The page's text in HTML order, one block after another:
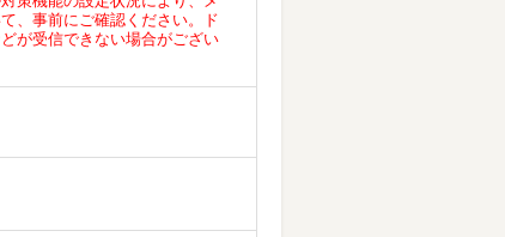
、事前にご確認ください。ド
が受信できない場合がござい